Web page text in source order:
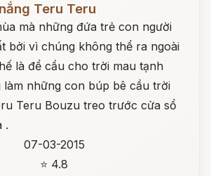
Teru Teru
mà những đứa trẻ con người
bởi vì chúng không thể ra ngoài
là để cầu cho trời mau tạnh
những con búp bê cầu trời
Teru Bouzu treo trước cửa sổ
.
07-03-2015
⭐ 4.8